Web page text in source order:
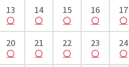
13 14 15 16 17
20 21 22 23 24